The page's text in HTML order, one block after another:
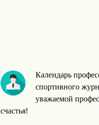
Календарь
спортивного
уважаемой
счастья!